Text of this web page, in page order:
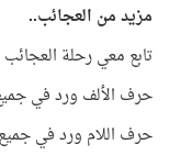
مزيد من العجائب..
تابع معي رحلة العجائب
حرف الألف ورد في
حرف اللام ورد في